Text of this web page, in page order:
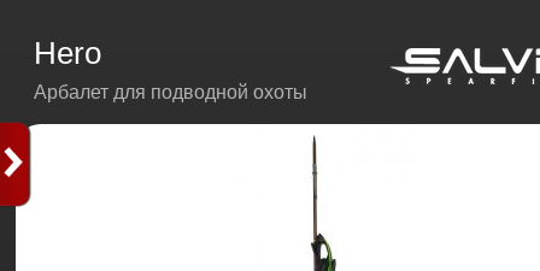
Hero
Арбалет для подводной охоты